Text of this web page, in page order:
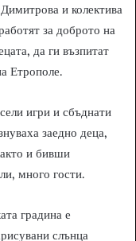
и колектива
за доброто на
да ги възпитат
Етрополе.
игри и сбъднати
заедно деца,
и бивши
много гости.
градина е
слънца